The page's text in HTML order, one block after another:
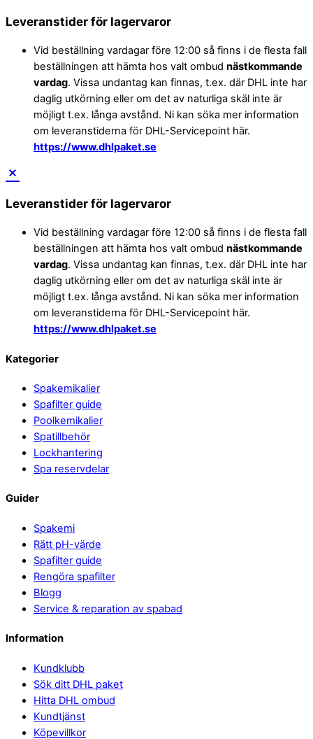
Leveranstider för lagervaror
Vid beställning vardagar före 12:00 så finns i de flesta fall
beställningen att hämta hos valt ombud nästkommande
vardag. Vissa undantag kan finnas, t.ex. där DHL inte har
daglig utkörning eller om det av naturliga skäl inte är
möjligt t.ex. långa avstånd. Ni kan söka mer information
om leveranstiderna för DHL-Servicepoint här.
https://www.dhlpaket.se
Leveranstider för lagervaror
Vid beställning vardagar före 12:00 så finns i de flesta fall
beställningen att hämta hos valt ombud nästkommande
vardag. Vissa undantag kan finnas, t.ex. där DHL inte har
daglig utkörning eller om det av naturliga skäl inte är
möjligt t.ex. långa avstånd. Ni kan söka mer information
om leveranstiderna för DHL-Servicepoint här.
https://www.dhlpaket.se
Back
Top
Kategorier
Spakemikalier
Spafilter guide
Poolkemikalier
Spatillbehör
Lockhantering
Spa reservdelar
Guider
Spakemi
Rätt pH-värde
Spafilter guide
Rengöra spafilter
Blogg
Service & reparation av spabad
Information
Kundklubb
Sök ditt DHL paket
Hitta DHL ombud
Kundtjänst
Köpevillkor